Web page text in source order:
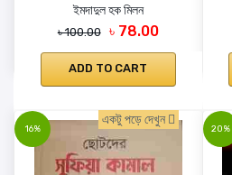
ইমদাদুল হক মিলন
৳ 100.00 ৳ 78.00
ADD TO CART
16%
একটু পড়ে দেখুন
20%